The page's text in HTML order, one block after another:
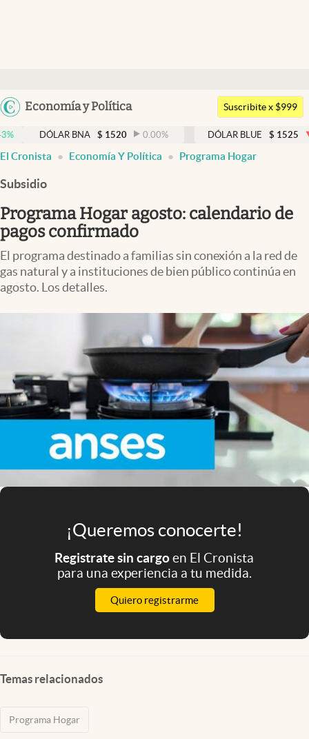
Argentina
Uruguay
Economía y Política
Members
Economía y Política
Finanzas y Mercados
Mercados Online
Negocios
Columnistas
Otras secciones
Apertura
Infotechnology
Mundial 2026
Eventos Corporativos
El Cronista Studio
Mediakit
Suscribite x $999
BNA $ 1520 0.00% DÓLAR BLUE $ 1525 -0.33%
El Cronista Economía Y Política Programa Hogar
Subsidio
Programa Hogar agosto: calendario de
pagos confirmado
El programa destinado a familias sin conexión a la red de
gas natural y a instituciones de bien público continúa en
agosto. Los detalles.
¡Queremos conocerte!
Registrate sin cargoen El Cronista
para una experiencia a tu medida.
Quiero registrarme
Temas relacionados
Programa Hogar